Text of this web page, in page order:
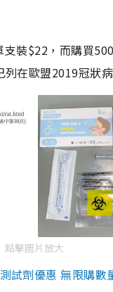
裝$22，而購買
在歐盟2019冠狀
點擊圖片放大
試劑優惠 無限購